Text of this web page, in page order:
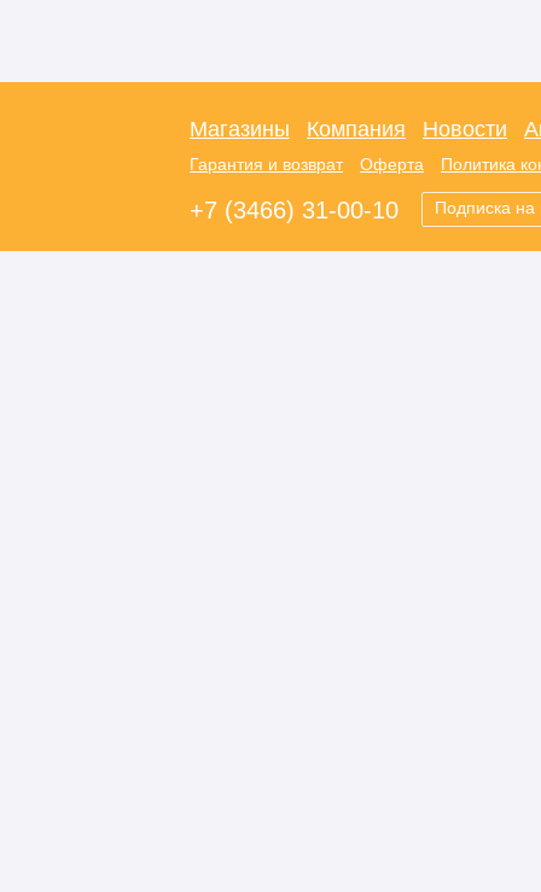
Магазины Компания Новости
Гарантия и возврат Оферта Политика
+7 (3466) 31-00-10 Подписка на